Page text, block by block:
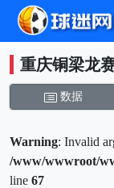
重庆铜梁龙
数据
Warning: Invalid
/www/wwwroot/
line 67